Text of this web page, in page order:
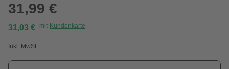
31,99 €
31,03 € mit Kundenkarte
Inkl. MwSt.